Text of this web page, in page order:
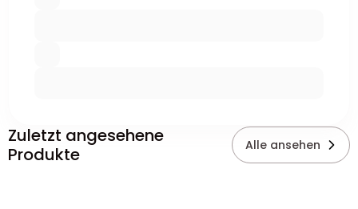
Zuletzt angesehene
Produkte
Alle ansehen